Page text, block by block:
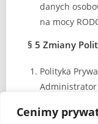
Cenimy
danych
na mocy
§ 5 Zmiany
Polityka
kierować na